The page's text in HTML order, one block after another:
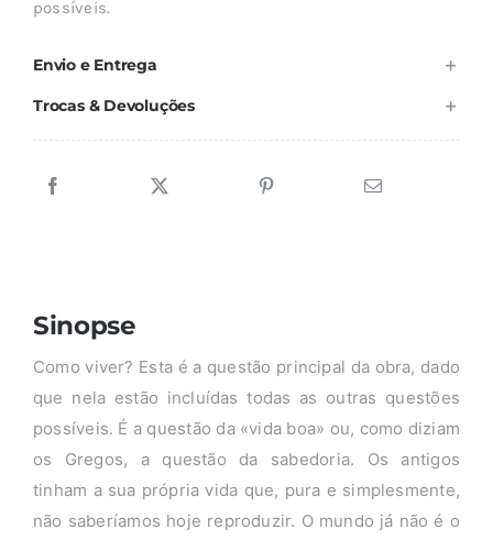
possíveis.
Envio e Entrega
Trocas & Devoluções
Sinopse
Como viver? Esta é a questão principal da obra, dado
que nela estão incluídas todas as outras questões
possíveis. É a questão da «vida boa» ou, como diziam
os Gregos, a questão da sabedoria. Os antigos
tinham a sua própria vida que, pura e simplesmente,
não saberíamos hoje reproduzir. O mundo já não é o